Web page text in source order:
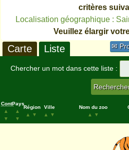
critères
Localisation géographique :
Veuillez élargir
✉
Carte Liste
Chercher un mot dans cette liste :
Cont.
▲
▼
Pays
▲
▼
Région
▲
▼
Ville
▲
▼
Nom du zoo
▲
▼